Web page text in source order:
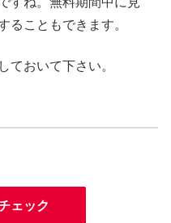
ることもできます。
ておいて下さい。
ェック